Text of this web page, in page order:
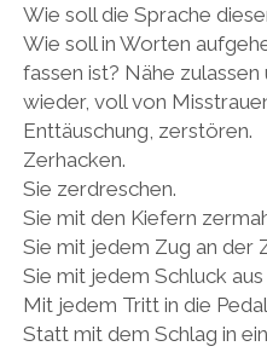
Wie soll die Sprache
Wie soll in Worten
fassen ist? Nähe
wieder, voll von
Enttäuschung, zerstören.
Zerhacken.
Sie zerdreschen.
Sie mit den Kiefern
Sie mit jedem Zug an der
Sie mit jedem Schluck
Mit jedem Tritt in die
Statt mit dem Schlag in